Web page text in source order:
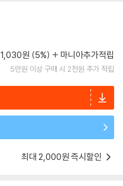
1,030원 (5%) 마니아추가적립
5만원 이상 구매 시 2천원 추가 적립
최대 2,000원 즉시할인